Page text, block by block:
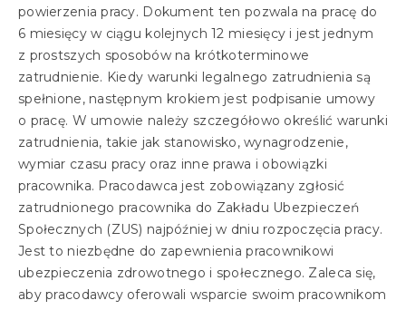
powierzenia pracy. Dokument ten pozwala na pracę do
6 miesięcy w ciągu kolejnych 12 miesięcy i jest jednym
z prostszych sposobów na krótkoterminowe
zatrudnienie. Kiedy warunki legalnego zatrudnienia są
spełnione, następnym krokiem jest podpisanie umowy
o pracę. W umowie należy szczegółowo określić warunki
zatrudnienia, takie jak stanowisko, wynagrodzenie,
wymiar czasu pracy oraz inne prawa i obowiązki
pracownika. Pracodawca jest zobowiązany zgłosić
zatrudnionego pracownika do Zakładu Ubezpieczeń
Społecznych (ZUS) najpóźniej w dniu rozpoczęcia pracy.
Jest to niezbędne do zapewnienia pracownikowi
ubezpieczenia zdrowotnego i społecznego. Zaleca się,
aby pracodawcy oferowali wsparcie swoim pracownikom